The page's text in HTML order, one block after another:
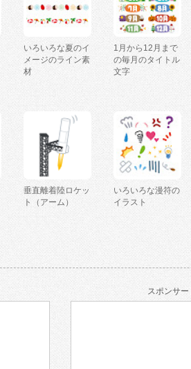
いろいろな夏のイ
メージのライン素
材
1月から12月まで
の毎月のタイトル
文字
垂直離着陸ロケッ
ト（アーム）
いろいろな漫符の
イラスト
スポンサー